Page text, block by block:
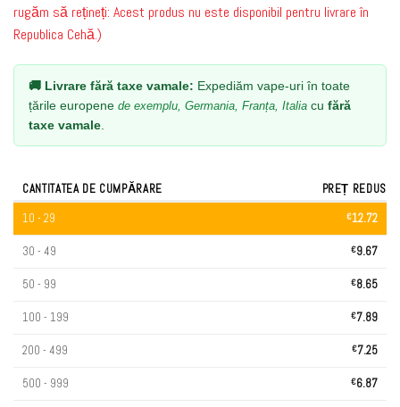
rugăm să rețineți: Acest produs nu este disponibil pentru livrare în
Republica Cehă.)
🚚 Livrare fără taxe vamale: Expediăm vape-uri în toate
țările europene de exemplu, Germania, Franța, Italia cu fără
taxe vamale
CANTITATEA DE CUMPĂRARE
PREȚ REDUS
10 - 29
€12.72
30 - 49 €9.67
50 - 99 €8.65
100 - 199 €7.89
200 - 499 €7.25
500 - 999 €6.87